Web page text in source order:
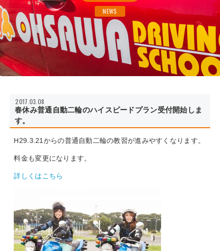
NEWS
2017.03.08
春休み普通自動二輪のハイスピードプラン受付開始しま
す。
H29.3.21からの普通自動二輪の教習が進みやすくなります。
料金も変更になります。
詳しくはこちら